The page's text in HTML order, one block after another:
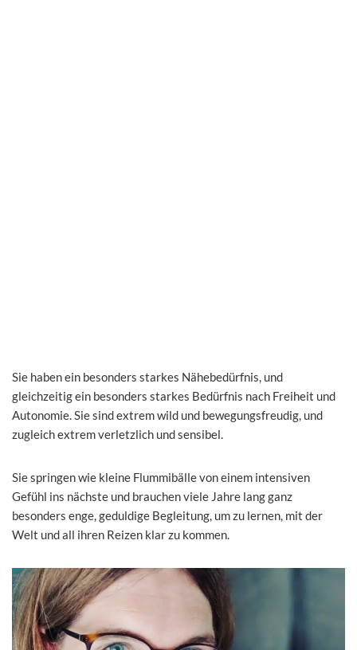
Sie haben ein besonders starkes Nähebedürfnis, und
gleichzeitig ein besonders starkes Bedürfnis nach Freiheit und
Autonomie. Sie sind extrem wild und bewegungsfreudig, und
zugleich extrem verletzlich und sensibel.
Sie springen wie kleine Flummibälle von einem intensiven
Gefühl ins nächste und brauchen viele Jahre lang ganz
besonders enge, geduldige Begleitung, um zu lernen, mit der
Welt und all ihren Reizen klar zu kommen.